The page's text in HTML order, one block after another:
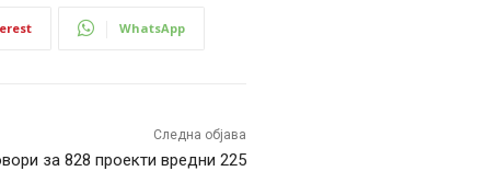
WhatsApp
Следна објава
за 828 проекти вредни 225